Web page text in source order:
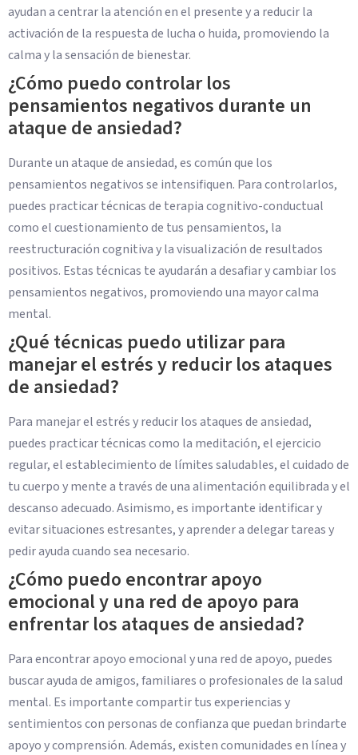
ayudan a centrar la atención en el presente y a reducir la
activación de la respuesta de lucha o huida, promoviendo la
calma y la sensación de bienestar.
¿Cómo puedo controlar los
pensamientos negativos durante un
ataque de ansiedad?
Durante un ataque de ansiedad, es común que los
pensamientos negativos se intensifiquen. Para controlarlos,
puedes practicar técnicas de terapia cognitivo-conductual
como el cuestionamiento de tus pensamientos, la
reestructuración cognitiva y la visualización de resultados
positivos. Estas técnicas te ayudarán a desafiar y cambiar los
pensamientos negativos, promoviendo una mayor calma
mental.
¿Qué técnicas puedo utilizar para
manejar el estrés y reducir los ataques
de ansiedad?
Para manejar el estrés y reducir los ataques de ansiedad,
puedes practicar técnicas como la meditación, el ejercicio
regular, el establecimiento de límites saludables, el cuidado de
tu cuerpo y mente a través de una alimentación equilibrada y el
descanso adecuado. Asimismo, es importante identificar y
evitar situaciones estresantes, y aprender a delegar tareas y
pedir ayuda cuando sea necesario.
¿Cómo puedo encontrar apoyo
emocional y una red de apoyo para
enfrentar los ataques de ansiedad?
Para encontrar apoyo emocional y una red de apoyo, puedes
buscar ayuda de amigos, familiares o profesionales de la salud
mental. Es importante compartir tus experiencias y
sentimientos con personas de confianza que puedan brindarte
apoyo y comprensión. Además, existen comunidades en línea y